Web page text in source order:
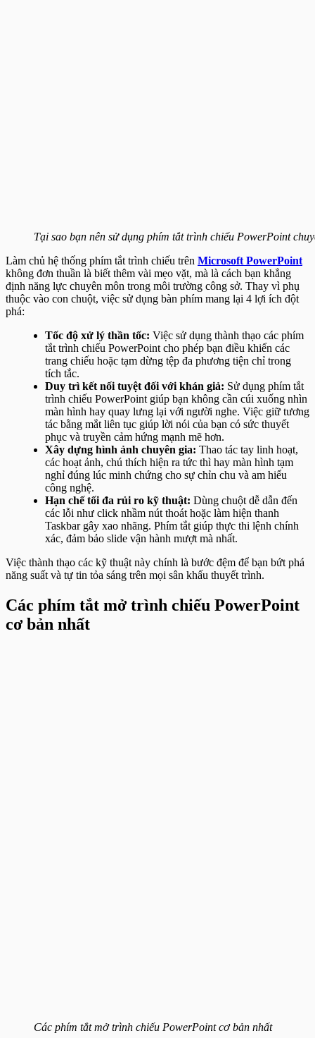
Tại sao bạn nên sử dụng phím tắt trình chiếu PowerPoint
Làm chủ hệ thống phím tắt trình chiếu trên Microsoft PowerPoint
không đơn thuần là biết thêm vài mẹo vặt, mà là cách bạn khẳng
định năng lực chuyên môn trong môi trường công sở. Thay vì phụ
thuộc vào con chuột, việc sử dụng bàn phím mang lại 4 lợi ích đột
phá:
Tốc độ xử lý thần tốc: Việc sử dụng thành thạo các phím
tắt trình chiếu PowerPoint cho phép bạn điều khiển các
trang chiếu hoặc tạm dừng tệp đa phương tiện chỉ trong
tích tắc.
Duy trì kết nối tuyệt đối với khán giả: Sử dụng phím tắt
trình chiếu PowerPoint giúp bạn không cần cúi xuống nhìn
màn hình hay quay lưng lại với người nghe. Việc giữ tương
tác bằng mắt liên tục giúp lời nói của bạn có sức thuyết
phục và truyền cảm hứng mạnh mẽ hơn.
Xây dựng hình ảnh chuyên gia: Thao tác tay linh hoạt,
các hoạt ảnh, chú thích hiện ra tức thì hay màn hình tạm
nghỉ đúng lúc minh chứng cho sự chỉn chu và am hiểu
công nghệ.
Hạn chế tối đa rủi ro kỹ thuật: Dùng chuột dễ dẫn đến
các lỗi như click nhầm nút thoát hoặc làm hiện thanh
Taskbar gây xao nhãng. Phím tắt giúp thực thi lệnh chính
xác, đảm bảo slide vận hành mượt mà nhất.
Việc thành thạo các kỹ thuật này chính là bước đệm để bạn bứt phá
năng suất và tự tin tỏa sáng trên mọi sân khấu thuyết trình.
Các phím tắt mở trình chiếu PowerPoint
cơ bản nhất
Các phím tắt mở trình chiếu PowerPoint cơ bản nhất